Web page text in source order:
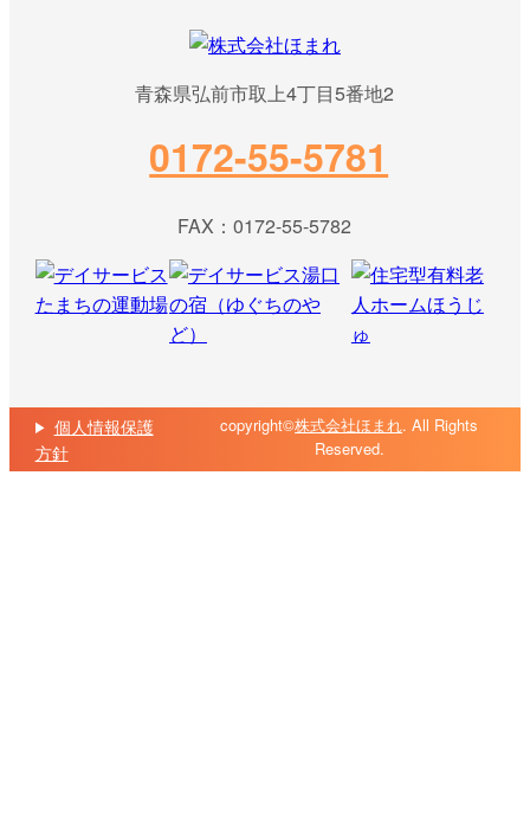
青森県弘前市取上4丁目5番地2
0172-55-5781
FAX：0172-55-5782
個人情報保護
方針
copyright©株式会社ほまれ. All Rights
Reserved.